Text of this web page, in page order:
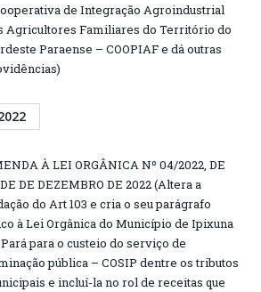
de Integração Agroindustrial
Agricultores Familiares do Território do
Paraense – COOPIAF e dá outras
À LEI ORGÂNICA Nº 04/2022, DE
DE DEZEMBRO DE 2022 (Altera a
do Art 103 e cria o seu parágrafo
à Lei Orgânica do Município de Ipixuna
para o custeio do serviço de
pública – COSIP dentre os tributos
e incluí-la no rol de receitas que